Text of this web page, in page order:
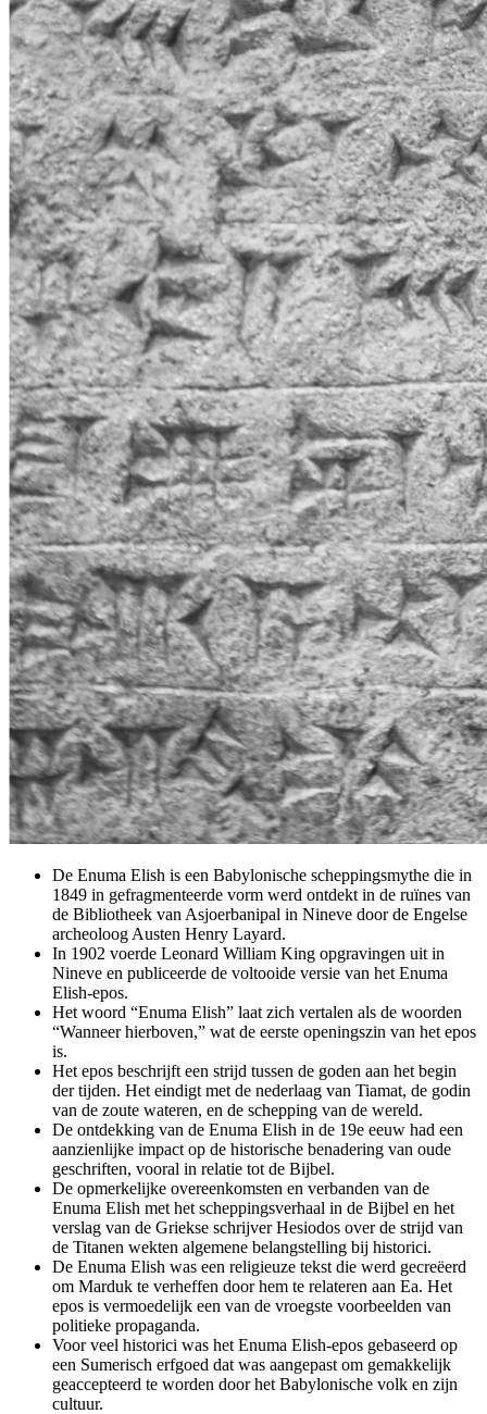
De Enuma Elish is een Babylonische scheppingsmythe die in
1849 in gefragmenteerde vorm werd ontdekt in de ruïnes van
de Bibliotheek van Asjoerbanipal in Nineve door de Engelse
archeoloog Austen Henry Layard.
In 1902 voerde Leonard William King opgravingen uit in
Nineve en publiceerde de voltooide versie van het Enuma
Elish-epos.
Het woord “Enuma Elish” laat zich vertalen als de woorden
“Wanneer hierboven,” wat de eerste openingszin van het epos
is.
Het epos beschrijft een strijd tussen de goden aan het begin
der tijden. Het eindigt met de nederlaag van Tiamat, de godin
van de zoute wateren, en de schepping van de wereld.
De ontdekking van de Enuma Elish in de 19e eeuw had een
aanzienlijke impact op de historische benadering van oude
geschriften, vooral in relatie tot de Bijbel.
De opmerkelijke overeenkomsten en verbanden van de
Enuma Elish met het scheppingsverhaal in de Bijbel en het
verslag van de Griekse schrijver Hesiodos over de strijd van
de Titanen wekten algemene belangstelling bij historici.
De Enuma Elish was een religieuze tekst die werd gecreëerd
om Marduk te verheffen door hem te relateren aan Ea. Het
epos is vermoedelijk een van de vroegste voorbeelden van
politieke propaganda.
Voor veel historici was het Enuma Elish-epos gebaseerd op
een Sumerisch erfgoed dat was aangepast om gemakkelijk
geaccepteerd te worden door het Babylonische volk en zijn
cultuur.